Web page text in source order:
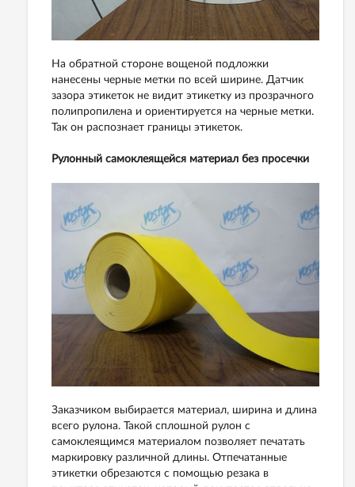
На обратной стороне вощеной подложки
нанесены черные метки по всей ширине. Датчик
зазора этикеток не видит этикетку из прозрачного
полипропилена и ориентируется на черные метки.
Так он распознает границы этикеток.
Рулонный самоклеящейся материал без просечки
Заказчиком выбирается материал, ширина и длина
всего рулона. Такой сплошной рулон с
самоклеящимся материалом позволяет печатать
маркировку различной длины. Отпечатанные
этикетки обрезаются с помощью резака в